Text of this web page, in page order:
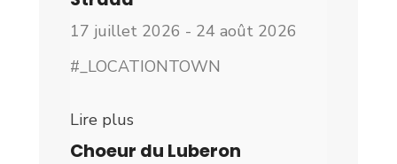
17 juillet 2026 - 24 août 2026
#_LOCATIONTOWN
Lire plus
Choeur du Luberon